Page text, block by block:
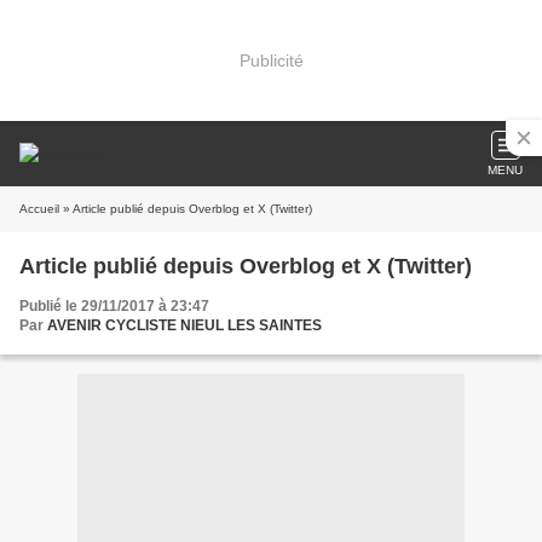
Publicité
MENU
Accueil » Article publié depuis Overblog et X (Twitter)
Article publié depuis Overblog et X (Twitter)
Publié le 29/11/2017 à 23:47
Par AVENIR CYCLISTE NIEUL LES SAINTES